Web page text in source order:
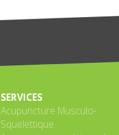
SERVICES
Acupuncture Musculo-
Squelettique